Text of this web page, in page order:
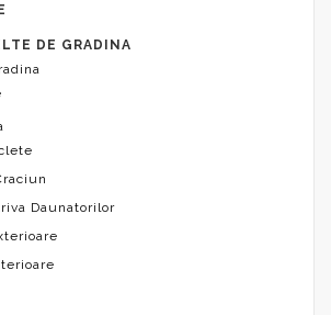
DE GRADINA
Daunatorilor